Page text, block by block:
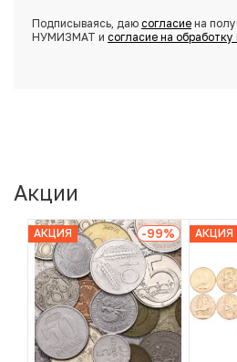
Подписываясь, даю согласиена
НУМИЗМАТ и согласие на
Акции
АКЦИЯ -99% АКЦИЯ